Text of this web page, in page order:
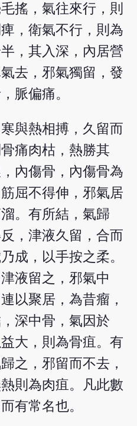
搖，氣往來行，則
，衛氣不行，則為
，其入深，內居營
去，邪氣獨留，發
脈偏痛。
與熱相搏，久留而
痛肉枯，熱勝其
內傷骨，內傷骨為
屈不得伸，邪氣居
。有所結，氣歸
，津液久留，合而
成，以手按之柔。
液留之，邪氣中
以聚居，為昔瘤，
深中骨，氣因於
大，則為骨疽。有
之，邪留而不去，
則為肉疽。凡此數
有常名也。